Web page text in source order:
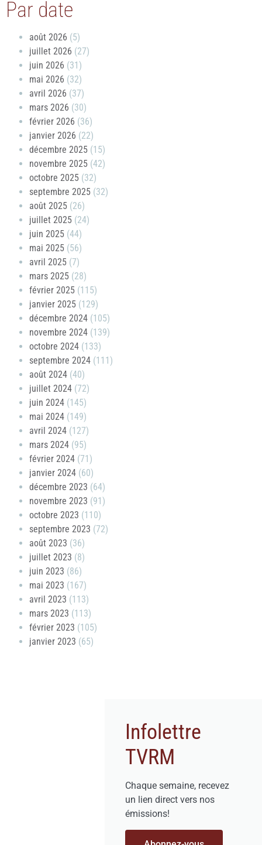
Par date
août 2026 (5)
juillet 2026 (27)
juin 2026 (31)
mai 2026 (32)
avril 2026 (37)
mars 2026 (30)
février 2026 (36)
janvier 2026 (22)
décembre 2025 (15)
novembre 2025 (42)
octobre 2025 (32)
septembre 2025 (32)
août 2025 (26)
juillet 2025 (24)
juin 2025 (44)
mai 2025 (56)
avril 2025 (7)
mars 2025 (28)
février 2025 (115)
janvier 2025 (129)
décembre 2024 (105)
novembre 2024 (139)
octobre 2024 (133)
septembre 2024 (111)
août 2024 (40)
juillet 2024 (72)
juin 2024 (145)
mai 2024 (149)
avril 2024 (127)
mars 2024 (95)
février 2024 (71)
janvier 2024 (60)
décembre 2023 (64)
novembre 2023 (91)
octobre 2023 (110)
septembre 2023 (72)
août 2023 (36)
juillet 2023 (8)
juin 2023 (86)
mai 2023 (167)
avril 2023 (113)
mars 2023 (113)
février 2023 (105)
janvier 2023 (65)
Infolettre
TVRM
Chaque semaine, recevez
un lien direct vers nos
émissions!